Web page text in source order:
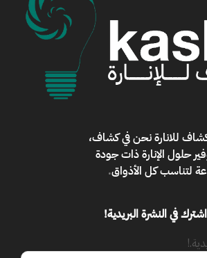
للانارةنحن في كشاف،
حلول الإنارة ذات جودة
لتناسب كل الأذواق.
اشترك في النشرة البريدية!